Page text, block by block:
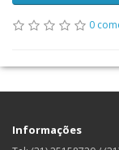
0
Informações